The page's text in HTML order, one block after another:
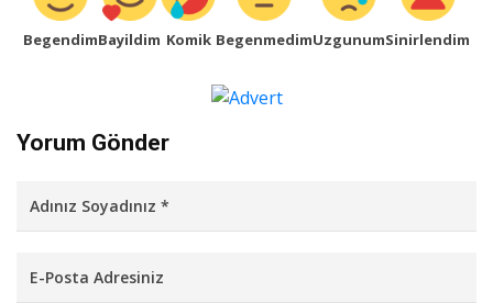
BegendimBayildim Komik BegenmedimUzgunumSinirlendim
Yorum Gönder